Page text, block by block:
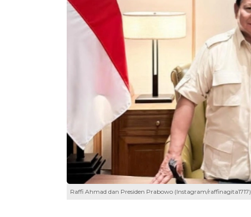
Raffi Ahmad dan Presiden Prabowo (Instagram/raffinagita1717)